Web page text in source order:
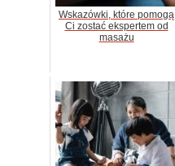
Wskazówki, które pomogą
Ci zostać ekspertem od
masażu